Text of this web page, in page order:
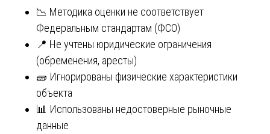
📉 Методика оценки не соответствует
Федеральным стандартам (ФСО)
📍 Не учтены юридические ограничения
(обременения, аресты)
🧱 Игнорированы физические характеристики
объекта
📊 Использованы недостоверные рыночные
данные